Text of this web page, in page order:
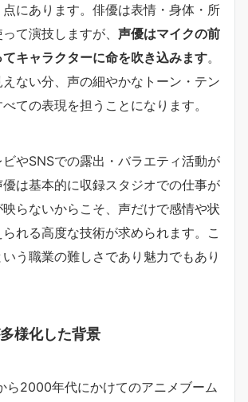
にあります。俳優は表情・身体・所
て演技しますが、 声優はマイクの前
キャラクターに命を吹き込みます。
ない分、声の細やかなトーン・テン
ての表現を担うことになります。
やSNSでの露出・バラエティ活動が
は基本的に収録スタジオでの仕事が
らないからこそ、声だけで感情や状
れる高度な技術が求められます。こ
う職業の難しさであり魅力でもあり
様化した背景
ら2000年代にかけてのアニメブーム